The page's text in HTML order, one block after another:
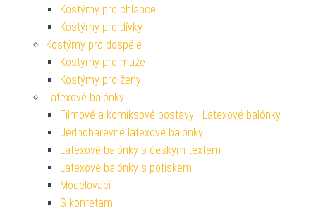
Kostýmy pro chlapce
Kostýmy pro dívky
Kostýmy pro dospělé
Kostýmy pro muže
Kostýmy pro ženy
Latexové balónky
Filmové a komiksové postavy - Latexové balónky
Jednobarevné latexové balónky
Latexové balónky s českým textem
Latexové balónky s potiskem
Modelovací
S konfetami